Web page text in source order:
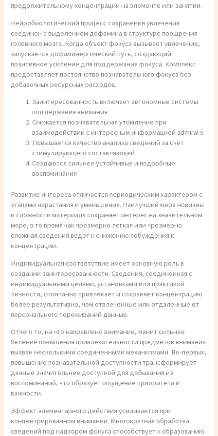
продолжительному концентрации на элементе или занятии.
Нейробиологический процесс сохранения увлечения
соединен с выделением дофамина в структуре поощрения
головного мозга. Когда объект фокуса вызывает увлечение,
запускается дофаминергический путь, создающий
позитивное усиление для поддержания фокуса. Комплекс
предоставляет постоянство познавательного фокуса без
добавочных ресурсных расходов.
Заинтересованность включает автономные системы
поддержания внимания
Снижается познавательная утомление при
взаимодействии с интересным информацией admiral x
Повышается качество анализа сведений за счет
стимулирующего составляющей
Создаются сильнее устойчивые и подробные
воспоминания
Развитие интереса отличается периодическим характером с
этапами нарастания и уменьшения. Наилучший мера новизны
и сложности материала сохраняет интерес на значительном
мере, в то время как чрезмерно легкая или чрезмерно
сложная сведения ведет к снижению побуждения к
концентрации.
Индивидуальная соответствие имеет основную роль в
создании заинтересованности. Сведения, соединенная с
индивидуальными целями, установками или практикой
личности, спонтанно привлекает и сохраняет концентрацию
более результативно, чем отвлеченные или отдаленные от
персонального переживаний данные.
Отчего то, на что направлено внимание, манит сильнее
Явление повышения привлекательности предметов внимания
вызван несколькими соединенными механизмами. Во-первых,
повышение познавательной доступности трансформирует
данные значительнее доступной для добывания из
воспоминаний, что образует ощущение приоритета и
важности.
Эффект элементарного действия усиливается при
концентрированном внимании. Многократная обработка
сведений под надзором фокуса способствует к образованию